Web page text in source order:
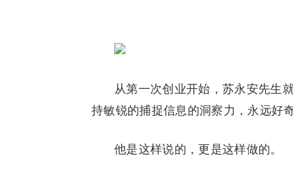
从第一次创业开始，苏永安先生
持敏锐的捕捉信息的洞察力，永远好
他是这样说的，更是这样做的。